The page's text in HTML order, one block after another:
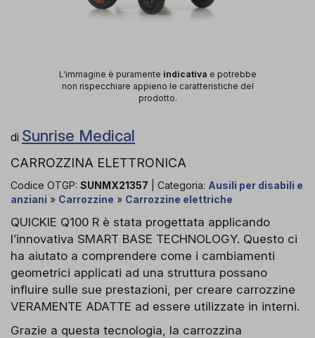
L'immagine è puramente indicativa e potrebbe
non rispecchiare appieno le caratteristiche del
prodotto.
di Sunrise Medical
CARROZZINA ELETTRONICA
Codice OTGP: SUNMX21357 | Categoria: Ausili per disabili e
anziani » Carrozzine » Carrozzine elettriche
QUICKIE Q100 R è stata progettata applicando
l’innovativa SMART BASE TECHNOLOGY​. Questo ci
ha aiutato a comprendere come i cambiamenti
geometrici applicati ad una struttura possano
influire sulle sue prestazioni, per creare carrozzine
VERAMENTE ADATTE ad essere utilizzate in interni.
Grazie a questa tecnologia, la carrozzina